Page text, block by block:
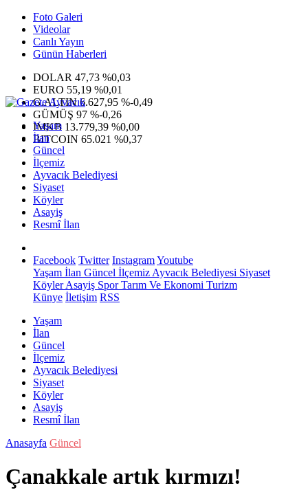
Foto Galeri
Videolar
Canlı Yayın
Günün Haberleri
DOLAR 47,73 %0,03
EURO 55,19 %0,01
G.ALTIN6.627,95 %-0,49
GÜMÜŞ 97 %-0,26
IMKB 13.779,39 %0,00
BITCOIN 65.021 %0,37
Yaşam
İlan
Güncel
İlçemiz
Ayvacık Belediyesi
Siyaset
Köyler
Asayiş
Resmî İlan
Facebook Twitter InstagramYoutube
Yaşam İlan Güncel İlçemiz Ayvacık Belediyesi Siyaset
KöylerAsayiş SporTarım Ve Ekonomi Turizm
Künye İletişim RSS
Yaşam
İlan
Güncel
İlçemiz
Ayvacık Belediyesi
Siyaset
Köyler
Asayiş
Resmî İlan
Anasayfa Güncel
Çanakkale artık kırmızı!